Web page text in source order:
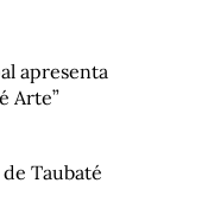
apresenta
Arte”
Taubaté